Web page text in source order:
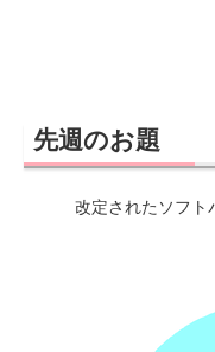
先週のお題
改定されたソフト